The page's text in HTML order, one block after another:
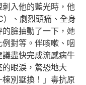
入他的藍光時，他
、劇烈頭痛、全身
臉抽動了一下，她
對等。伴咳嗽、咽
盡快完成流感病牛
眼淚，驚恐地大
別墅換！」毒抗原